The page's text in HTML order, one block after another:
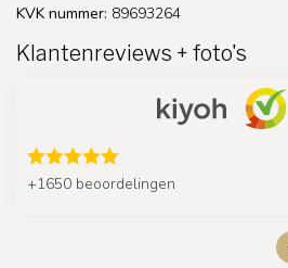
KVK nummer: 89693264
Klantenreviews + foto's
+1650 beoordelingen